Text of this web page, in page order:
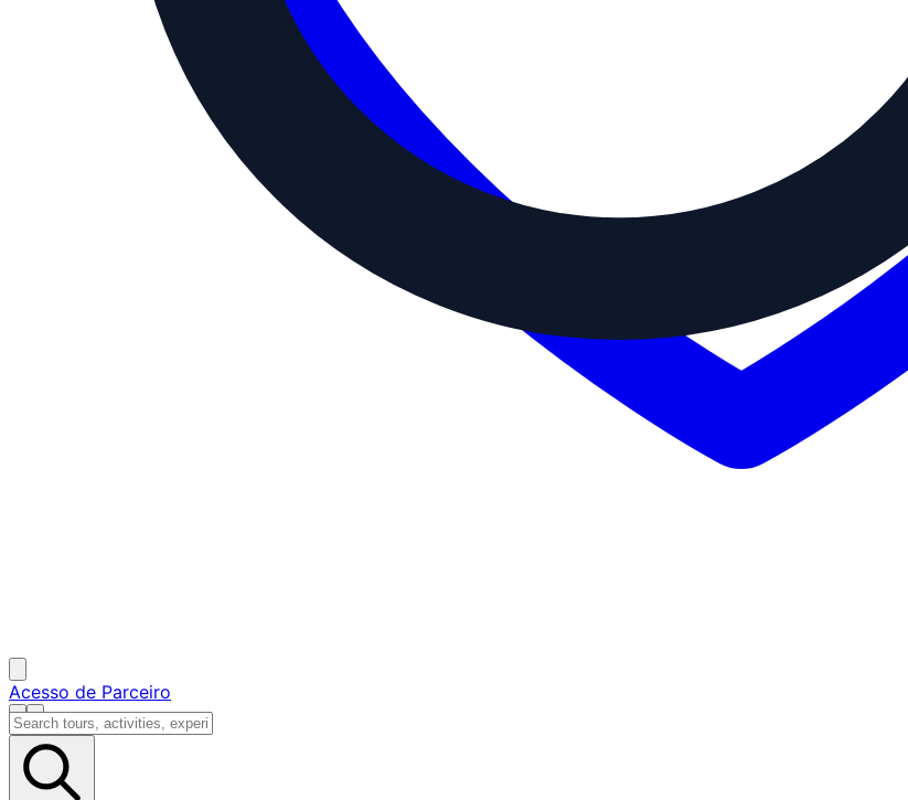
Acesso de Parceiro